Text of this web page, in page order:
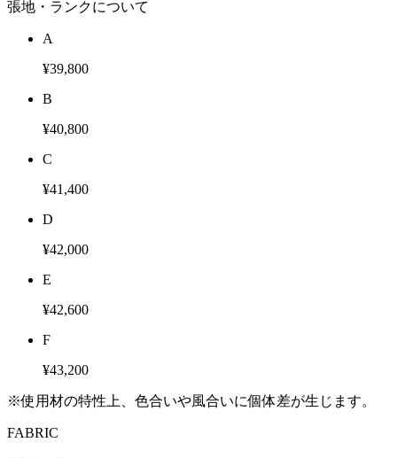
張地・ランクについて
A
¥39,800
B
¥40,800
C
¥41,400
D
¥42,000
E
¥42,600
F
¥43,200
※使用材の特性上、色合いや風合いに個体差が生じます。
FABRIC